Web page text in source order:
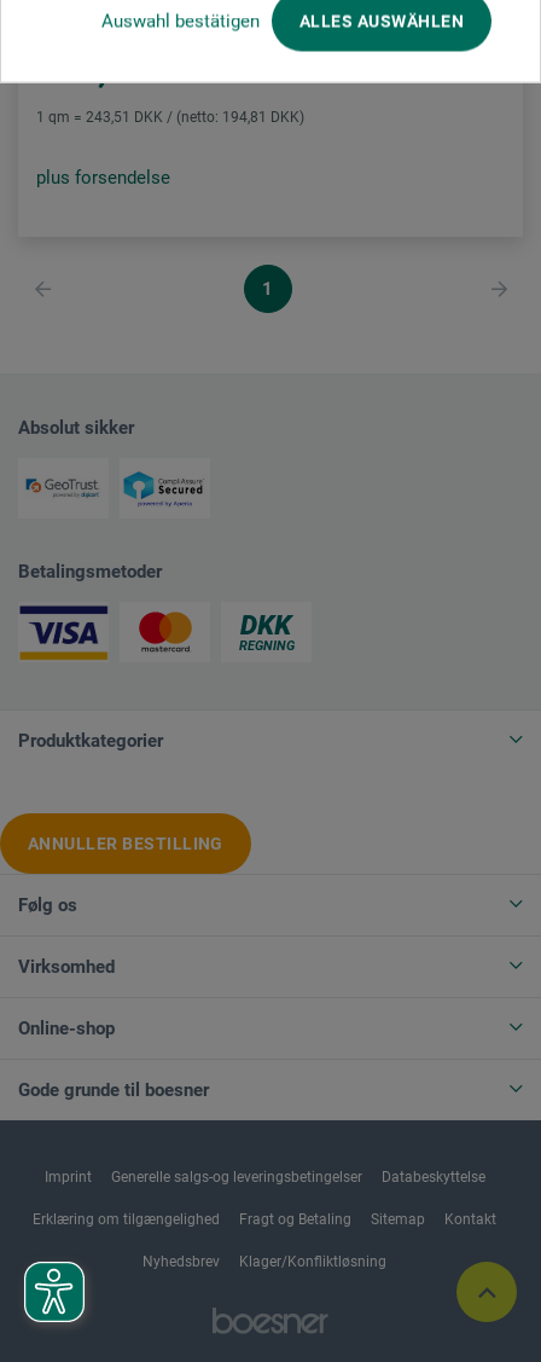
Auswahl bestätigen ALLES AUSWÄHLEN
1 qm = 243,51 DKK / (netto: 194,81 DKK)
plus forsendelse
1
Absolut sikker
Betalingsmetoder
Produktkategorier
ANNULLER BESTILLING
Følg os
Virksomhed
Online-shop
Gode grunde til boesner
Imprint Generelle salgs-og leveringsbetingelser Databeskyttelse
Erklæring om tilgængelighed Fragt og Betaling Sitemap Kontakt
Nyhedsbrev Klager/Konfliktløsning